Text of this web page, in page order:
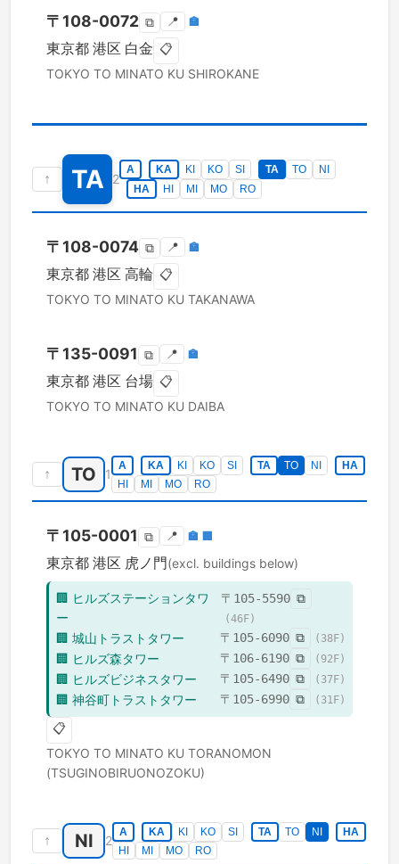
〒 108-0072 ⧉ 📍 🏣
東京都 港区 白金 📋
TOKYO TO MINATO KU SHIROKANE
↑ TA 2
A KA KI KO SI TA TO
NI
HA
HI MI MO RO
〒 108-0074 ⧉ 📍 🏣
東京都 港区 高輪 📋
TOKYO TO MINATO KU TAKANAWA
〒 135-0091 ⧉ 📍 🏣
東京都 港区 台場 📋
TOKYO TO MINATO KU DAIBA
↑ TO 1
A KA KI KO SI TA TO NI
HA
HI
MI MO RO
〒 105-0001 ⧉ 📍 🏣 🏢
東京都 港区 虎ノ門(excl. buildings below)
🏢 ヒルズステーションタワ
ー
〒 105-5590 ⧉
(46F)
🏢 城山トラストタワー 〒 105-6090 ⧉ ( 38F)
🏢 ヒルズ森タワー 〒 106-6190 ⧉ ( 92 F)
🏢 ヒルズビジネスタワー 〒 105-6490 ⧉ ( 37F)
🏢 神谷町トラストタワー 〒 105-6990 ⧉ ( 31F)
📋
TOKYO TO MINATO KU TORANOMON
(TSUGINOBIRUONOZOKU)
↑ NI 2
A KA KI KO SI TA TO NI
HA
HI
MI MO RO